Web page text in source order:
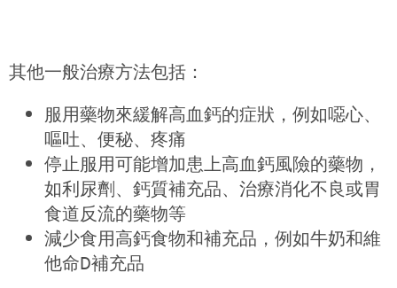
其他一般治療方法包括：
服用藥物來緩解高血鈣的症狀，例如噁心、
嘔吐、便秘、疼痛
停止服用可能增加患上高血鈣風險的藥物，
如利尿劑、鈣質補充品、治療消化不良或胃
食道反流的藥物等
減少食用高鈣食物和補充品，例如牛奶和維
他命D補充品